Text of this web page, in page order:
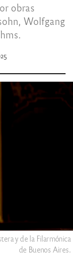
obras
Wolfgang
y de la Filarmónica
de Buenos Aires.